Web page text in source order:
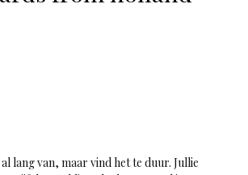
lang van, maar vind het te duur. Jullie